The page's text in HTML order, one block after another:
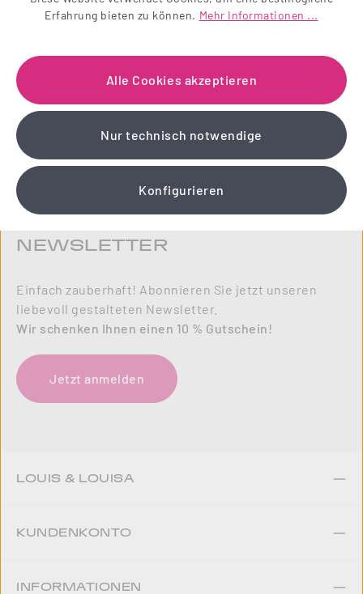
NEWSLETTER
Einfach zauberhaft! Abonnieren Sie jetzt unseren
liebevoll gestalteten Newsletter.
Wir schenken Ihnen einen 10 % Gutschein!
Jetzt anmelden
LOUIS & LOUISA
KUNDENKONTO
INFORMATIONEN
Erfahrung bieten zu können. Mehr Informationen ...
Alle Cookies akzeptieren
Nur technisch notwendige
Konfigurieren